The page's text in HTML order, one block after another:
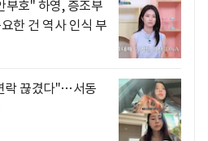
부호" 하영, 증조부
한 건 역사 인식 부
락 끊겼다"…서동